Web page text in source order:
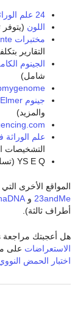
24 علم الوراثة
اللون
مختبرات Dante
التقارير
الجينوم
شامل)
جينوم PerkinElmer
والمزيد)
علم الوراثة
التشخيصات
YS E Q (تسلسل الجينوم الكامل 30x)
المواقع الأخرى
23andMe و
أطراف ثالثة).
هل أعجبتك مراجعة Sano Genetics؟ يمكنك القراءة
الاستعراضات على
اختبار الحمض